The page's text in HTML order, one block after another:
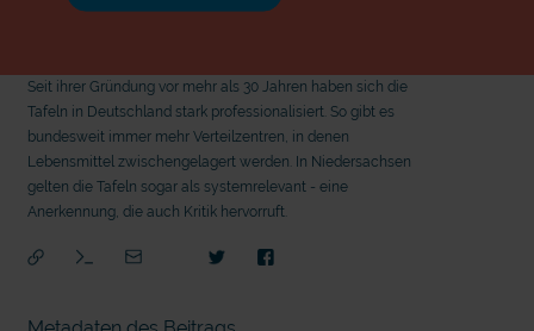
Seit ihrer Gründung vor mehr als 30 Jahren haben sich die
Tafeln in Deutschland stark professionalisiert. So gibt es
bundesweit immer mehr Verteilzentren, in denen
Lebensmittel zwischengelagert werden. In Niedersachsen
gelten die Tafeln sogar als systemrelevant - eine
Anerkennung, die auch Kritik hervorruft.